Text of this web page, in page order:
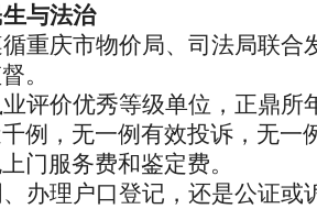
生与法治
重庆市物价局、司法局联
。
评价优秀等级单位 ，正鼎所
例 ，无一例有效投诉，无
门服务费和鉴定费。
办理户口登记，还是公证